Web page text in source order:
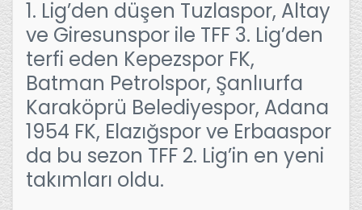
1. Lig’den düşen Tuzlaspor, Altay
ve Giresunspor ile TFF 3. Lig’den
terfi eden Kepezspor FK,
Batman Petrolspor, Şanlıurfa
Karaköprü Belediyespor, Adana
1954 FK, Elazığspor ve Erbaaspor
da bu sezon TFF 2. Lig’in en yeni
takımları oldu.